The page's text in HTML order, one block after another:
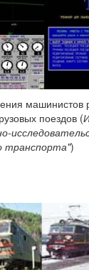
поездов (
транспорта")